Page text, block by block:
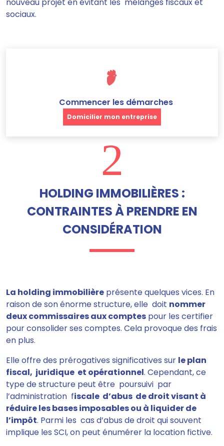
sociaux.
Commencer les démarches
Domicilier mon entreprise
2
HOLDING IMMOBILIÈRES :
CONTRAINTES À PRENDRE EN
CONSIDÉRATION
La holding immobilière présente quelques vices. En
raison de son énorme structure, elle doit nommer
deux commissaires aux comptes pour les certifier
pour consolider ses comptes. Cela provoque des frais
en plus.
Elle offre des prérogatives significatives sur le plan
fiscal, juridique et opérationnel. Cependant, ce
type de structure peut être poursuivi par
l’administration fiscale d’abus de droit visant à
réduire les bases imposables ou à liquider de
l’impôt. Parmi les cas d’abus de droit qui souvent
implique les SCI, on peut énumérer la location fictive.